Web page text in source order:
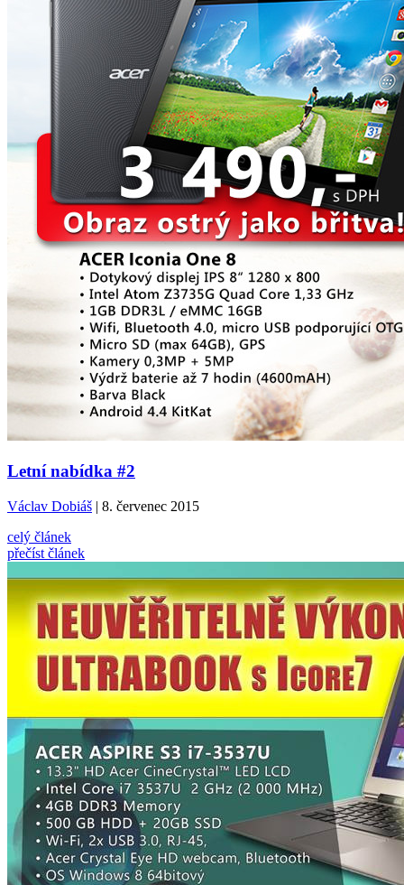
Letní nabídka #2
Václav Dobiáš | 8. červenec 2015
celý článek
přečíst článek